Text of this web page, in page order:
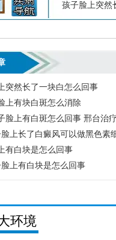
孩子脸上突然
突然长了一块白怎么回事
上有块白斑怎么消除
脸上有白斑怎么回事 邢台治
上长了白癜风可以做黑色素
有白块是怎么回事
上有白块是怎么回事
环境